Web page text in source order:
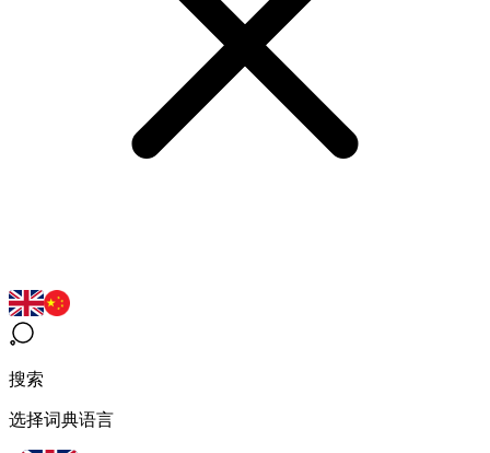
搜索
选择词典语言